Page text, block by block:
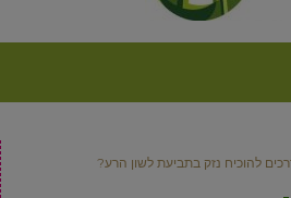
להוכיח נזק בתביעת לשון הרע?